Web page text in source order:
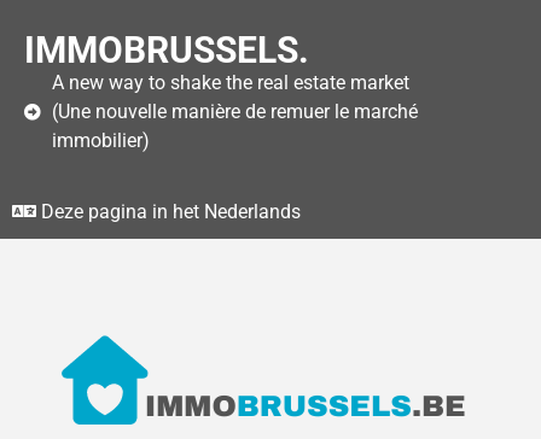
IMMOBRUSSELS.
A new way to shake the real estate market
(Une nouvelle manière de remuer le marché
immobilier)
Deze pagina in het Nederlands